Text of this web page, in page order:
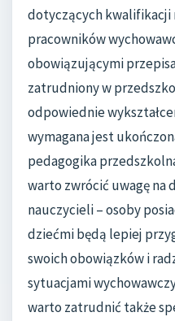
dotyczących kwalifikacji
pracowników
obowiązującymi
zatrudniony w
odpowiednie
wymagana jest
pedagogika
warto zwrócić uwagę na
nauczycieli – osoby
dziećmi będą lepiej
swoich obowiązków i
sytuacjami
warto zatrudnić także